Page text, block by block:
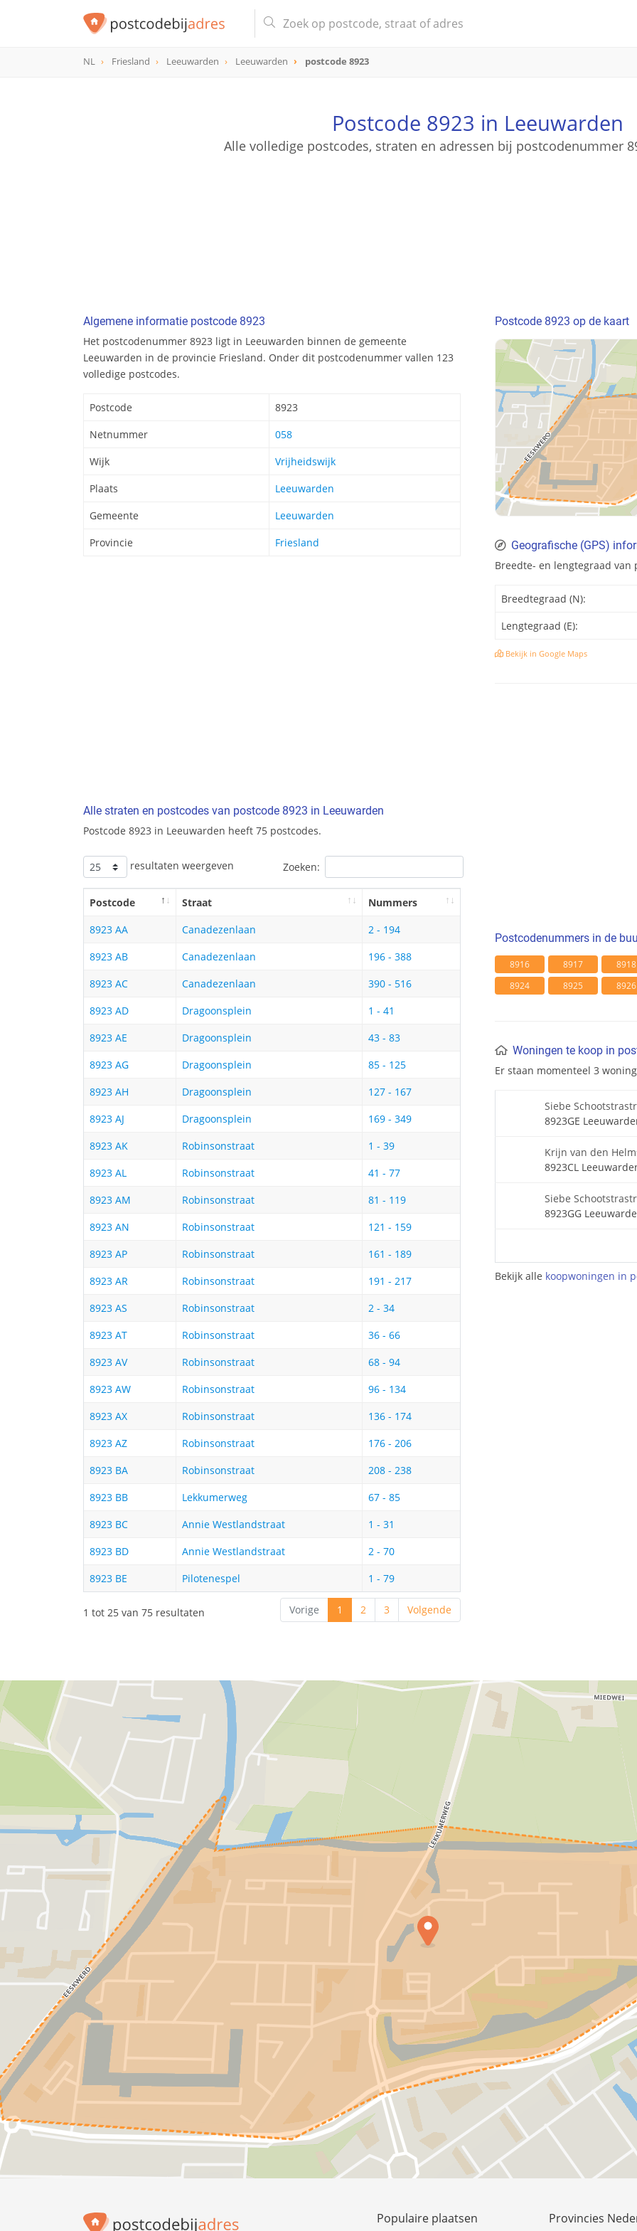
NL Friesland Leeuwarden Leeuwarden postcode 8923
Postcode 8923 in Leeuwarden
Alle volledige postcodes, straten en adressen bij postcodenummer
Algemene informatie postcode 8923
Het postcodenummer 8923 ligt in Leeuwarden binnen de gemeente
Leeuwarden in de provincie Friesland. Onder dit postcodenummer vallen 123
volledige postcodes.
Postcode
8923
Netnummer
058
Wijk
Vrijheidswijk
Plaats
Leeuwarden
Gemeente
Leeuwarden
Provincie
Friesland
Alle straten en postcodes van postcode 8923 in Leeuwarden
Postcode 8923 in Leeuwarden heeft 75 postcodes.
resultaten weergeven Zoeken:
Postcode Straat
Nummers
8923 AA
Canadezenlaan
2 - 194
8923 AB
Canadezenlaan
196 - 388
8923 AC
Canadezenlaan
390 - 516
8923 AD
Dragoonsplein
1 - 41
8923 AE
Dragoonsplein
43 - 83
8923 AG
Dragoonsplein
85 - 125
8923 AH
Dragoonsplein
127 - 167
8923 AJ
Dragoonsplein
169 - 349
8923 AK
Robinsonstraat
1 - 39
8923 AL
Robinsonstraat
41 - 77
8923 AM
Robinsonstraat
81 - 119
8923 AN
Robinsonstraat
121 - 159
8923 AP
Robinsonstraat
161 - 189
8923 AR
Robinsonstraat
191 - 217
8923 AS
Robinsonstraat
2 - 34
8923 AT
Robinsonstraat
36 - 66
8923 AV
Robinsonstraat
68 - 94
8923 AW
Robinsonstraat
96 - 134
8923 AX
Robinsonstraat
136 - 174
8923 AZ
Robinsonstraat
176 - 206
8923 BA
Robinsonstraat
208 - 238
8923 BB
Lekkumerweg
67 - 85
8923 BC
Annie Westlandstraat
1 - 31
8923 BD
Annie Westlandstraat
2 - 70
8923 BE
Pilotenespel 1 - 79
1 tot 25 van 75 resultaten Vorige 1 2 3 Volgende
Postcode 8923 op de kaart
Geografische (GPS)
Breedte- en lengtegraad van
Breedtegraad (N):
Lengtegraad (E):
Bekijk in Google Maps
Postcodenummers in de
8916 8917 8918
8924
8925 8926
Woningen te koop in
Er staan momenteel 3
Siebe
8923GE
Krijn van den
8923CL
Siebe
8923GG
Bekijk alle koopwoningen in
Populaire plaatsen Provincies